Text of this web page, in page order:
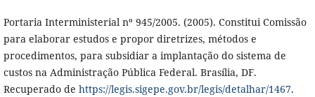
Portaria Interministerial nº 945/2005. (2005). Constitui Comissão
para elaborar estudos e propor diretrizes, métodos e
procedimentos, para subsidiar a implantação do sistema de
custos na Administração Pública Federal. Brasília, DF.
Recuperado de https://legis.sigepe.gov.br/legis/detalhar/1467.